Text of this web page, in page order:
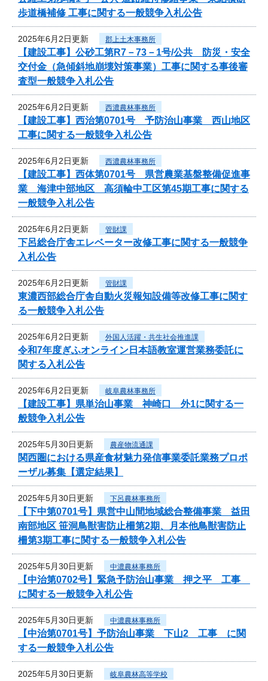
歩道橋補修 工事に関する一般競争入札公告
2025年6月2日更新 郡上土木事務所
【建設工事】公砂工第R7－73－1号/公共 防災・安全
交付金（急傾斜地崩壊対策事業）工事に関する事後審
査型一般競争入札公告
2025年6月2日更新 西濃農林事務所
【建設工事】西治第0701号 予防治山事業 西山地区
工事に関する一般競争入札公告
2025年6月2日更新 西濃農林事務所
【建設工事】西体第0701号 県営農業基盤整備促進事
業 海津中部地区 高須輪中工区第45期工事に関する
一般競争入札公告
2025年6月2日更新 管財課
下呂総合庁舎エレベーター改修工事に関する一般競争
入札公告
2025年6月2日更新 管財課
東濃西部総合庁舎自動火災報知設備等改修工事に関す
る一般競争入札公告
2025年6月2日更新 外国人活躍・共生社会推進課
令和7年度ぎふオンライン日本語教室運営業務委託に
関する入札公告
2025年6月2日更新 岐阜農林事務所
【建設工事】県単治山事業 神崎口 外1に関する一
般競争入札公告
2025年5月30日更新 農産物流通課
関西圏における県産食材魅力発信事業委託業務プロポ
ーザル募集【選定結果】
2025年5月30日更新 下呂農林事務所
【下中第0701号】県営中山間地域総合整備事業 益田
南部地区 笹洞鳥獣害防止柵第2期、月本他鳥獣害防止
柵第3期工事に関する一般競争入札公告
2025年5月30日更新 中濃農林事務所
【中治第0702号】緊急予防治山事業 押之平 工事
に関する一般競争入札公告
2025年5月30日更新 中濃農林事務所
【中治第0701号】予防治山事業 下山2 工事 に関
する一般競争入札公告
2025年5月30日更新 岐阜農林高等学校